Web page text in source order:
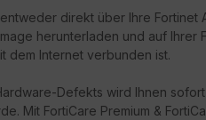
direkt über Ihre
herunterladen und auf Ihrer
dem Internet verbunden ist.
Defekts wird Ihnen
Mit FortiCare Premium &